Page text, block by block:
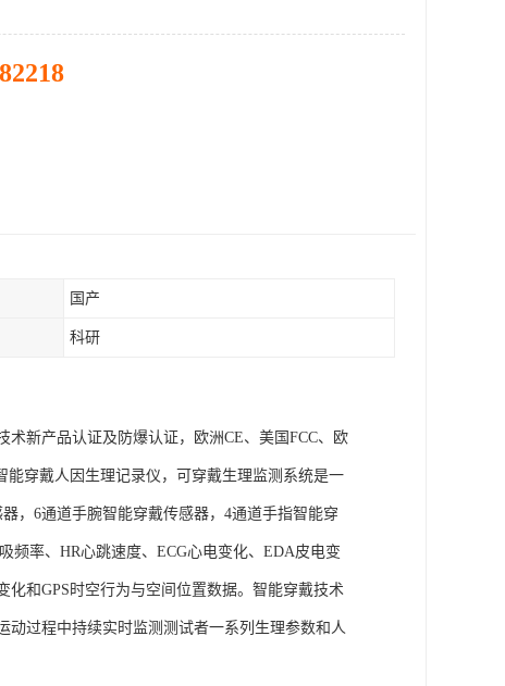
国产
科研
新产品认证及防爆认证，欧洲CE、美国FCC、欧
能穿戴人因生理记录仪，可穿戴生理监测系统是一
，6通道手腕智能穿戴传感器，4通道手指智能穿
频率、HR心跳速度、ECG心电变化、EDA皮电变
和GPS时空行为与空间位置数据。智能穿戴技术
动过程中持续实时监测测试者一系列生理参数和人